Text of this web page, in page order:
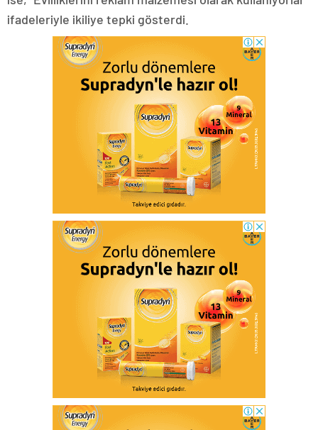
ifadeleriyle ikiliye tepki gösterdi.